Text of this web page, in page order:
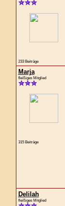
233 Beiträge
Marja
fleißiges Mitglied
315 Beiträge
Delilah
fleißiges Mitglied